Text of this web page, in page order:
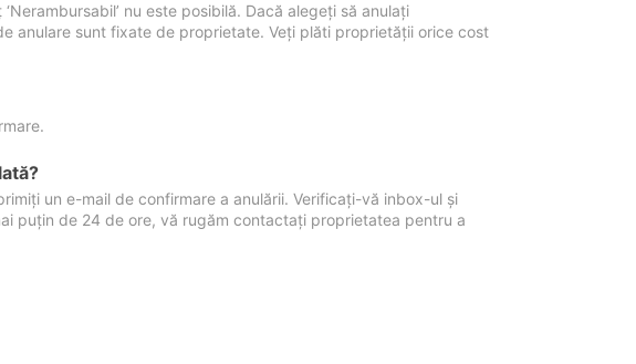
nu este posibilă. Dacă alegeți să anulați
anulare sunt fixate de proprietate. Veți plăti proprietății orice cost
un e-mail de confirmare a anulării. Verificați-vă inbox-ul și
puțin de 24 de ore, vă rugăm contactați proprietatea pentru a